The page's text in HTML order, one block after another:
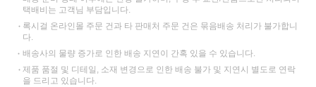
택배비는 고객님 부담입니다.
록시걸 온라인몰 주문 건과 타 판매처 주문 건은 묶음배송 처리가 불가합니
다.
배송사의 물량 증가로 인한 배송 지연이 간혹 있을 수 있습니다.
제품 품절 및 디테일, 소재 변경으로 인한 배송 불가 및 지연시 별도로 연락
을 드리고 있습니다.